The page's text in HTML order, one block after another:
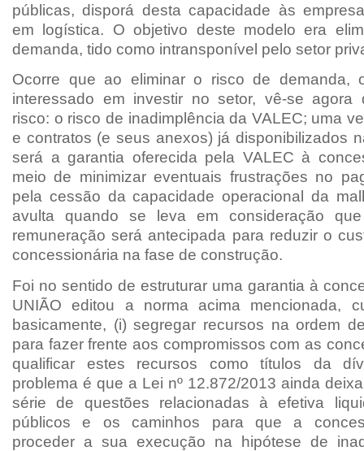
públicas, disporá desta capacidade às
em logística. O objetivo deste modelo era
demanda, tido como intransponível pelo setor
Ocorre que ao eliminar o risco de demanda,
interessado em investir no setor, vê-se agora
risco: o risco de inadimplência da VALEC; uma
e contratos (e seus anexos) já disponibilizados
será a garantia oferecida pela VALEC à
meio de minimizar eventuais frustrações no
pela cessão da capacidade operacional da
avulta quando se leva em consideração
remuneração será antecipada para reduzir o
concessionária na fase de construção.
Foi no sentido de estruturar uma garantia à
UNIÃO editou a norma acima mencionada,
basicamente, (i) segregar recursos na ordem
para fazer frente aos compromissos com as
qualificar estes recursos como títulos da
problema é que a Lei nº 12.872/2013 ainda
série de questões relacionadas à efetiva
públicos e os caminhos para que a
proceder a sua execução na hipótese de